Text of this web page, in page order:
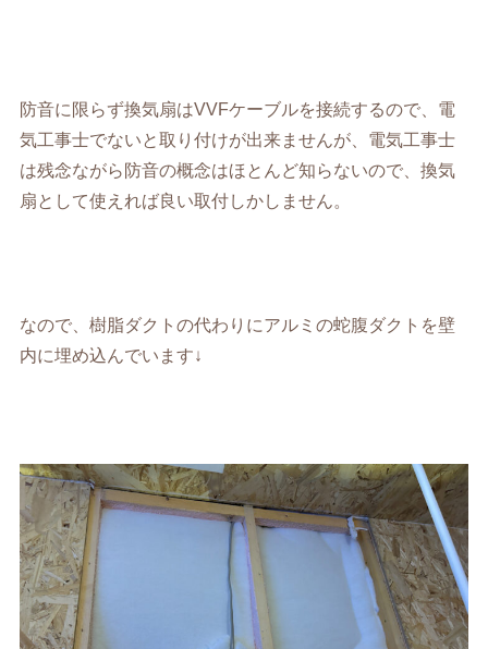
防音に限らず換気扇はVVFケーブルを接続するので、電
気工事士でないと取り付けが出来ませんが、電気工事士
は残念ながら防音の概念はほとんど知らないので、換気
扇として使えれば良い取付しかしません。
なので、樹脂ダクトの代わりにアルミの蛇腹ダクトを壁
内に埋め込んでいます↓